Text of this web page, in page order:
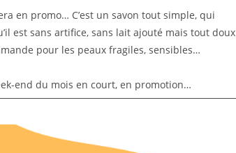
en promo… C’est un savon tout simple, qui
est sans artifice, sans lait ajouté mais tout doux
pour les peaux fragiles, sensibles…
end du mois en court, en promotion…